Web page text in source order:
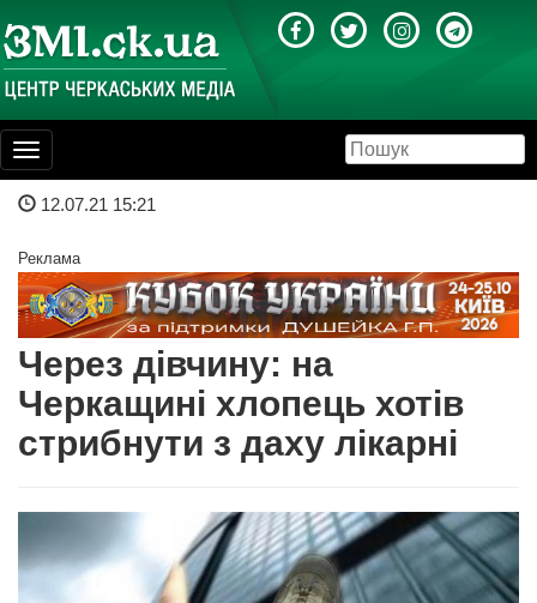
Toggle
navigation
12.07.21 15:21
Реклама
Через дівчину: на
Черкащині хлопець хотів
стрибнути з даху лікарні